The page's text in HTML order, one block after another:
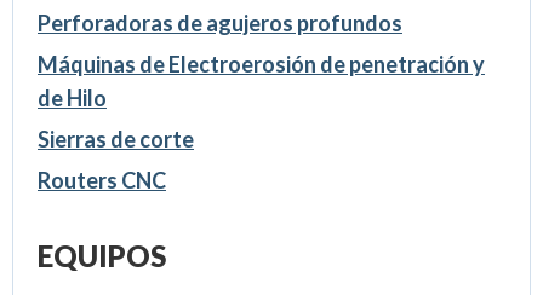
Perforadoras de agujeros profundos
Máquinas de Electroerosión de penetración y
de Hilo
Sierras de corte
Routers CNC
EQUIPOS